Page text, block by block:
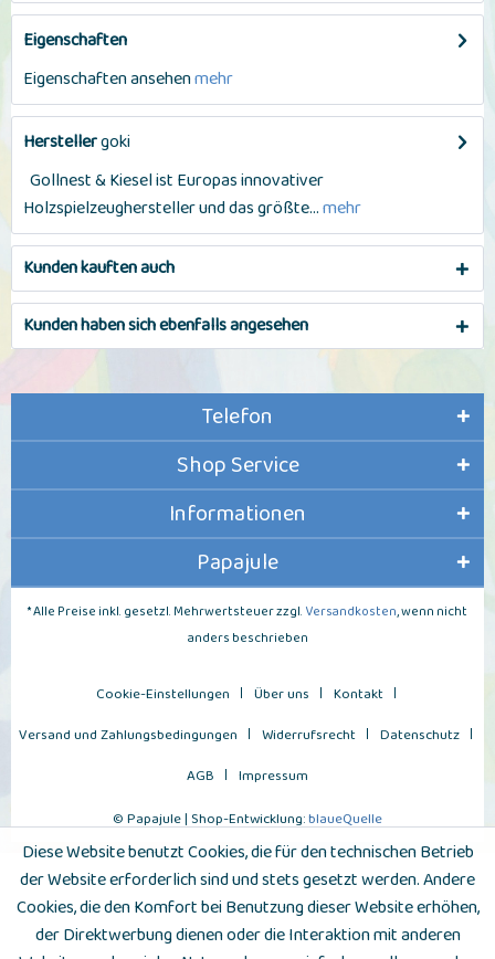
Eigenschaften
Eigenschaften ansehenmehr
Herstellergoki
Gollnest & Kiesel ist Europas innovativer
Holzspielzeughersteller und das größte...mehr
Kunden kauften auch
Kunden haben sich ebenfalls angesehen
Telefon
Shop Service
Informationen
Papajule
* Alle Preise inkl. gesetzl. Mehrwertsteuer zzgl. Versandkosten, wenn nicht
anders beschrieben
Cookie-Einstellungen Über uns
Kontakt
Versand und Zahlungsbedingungen
Widerrufsrecht
Datenschutz
AGB
Impressum
© Papajule | Shop-Entwicklung:blaueQuelle
Diese Website benutzt Cookies, die für den technischen Betrieb
der Website erforderlich sind und stets gesetzt werden. Andere
Cookies, die den Komfort bei Benutzung dieser Website erhöhen,
der Direktwerbung dienen oder die Interaktion mit anderen